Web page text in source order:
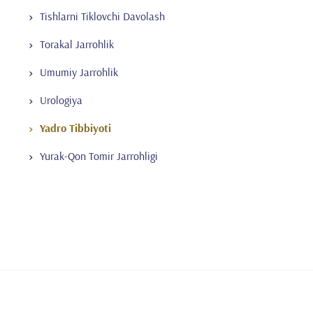
Tishlarni Tiklovchi Davolash
Torakal Jarrohlik
Umumiy Jarrohlik
Urologiya
Yadro Tibbiyoti
Yurak-Qon Tomir Jarrohligi